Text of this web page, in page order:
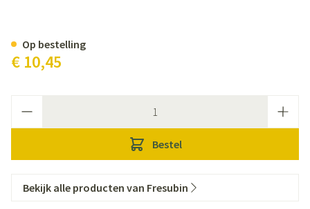
€ 10,45
Bestel
Op bestelling
Bekijk alle producten van Fresubin